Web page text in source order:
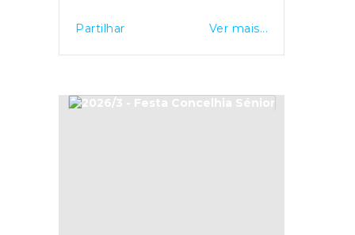
Partilhar Ver mais...